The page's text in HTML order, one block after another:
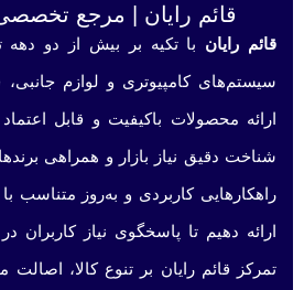
قائم رایان | مرجع
قائم رایان با تکیه بر بیش از دو دهه
سیستم‌های کامپیوتری و لوازم
ارائه محصولات باکیفیت و قابل
شناخت دقیق نیاز بازار و همراهی
راهکارهایی کاربردی و به‌روز متناسب
ارائه دهیم تا پاسخگوی نیاز
تمرکز قائم رایان بر تنوع کالا،